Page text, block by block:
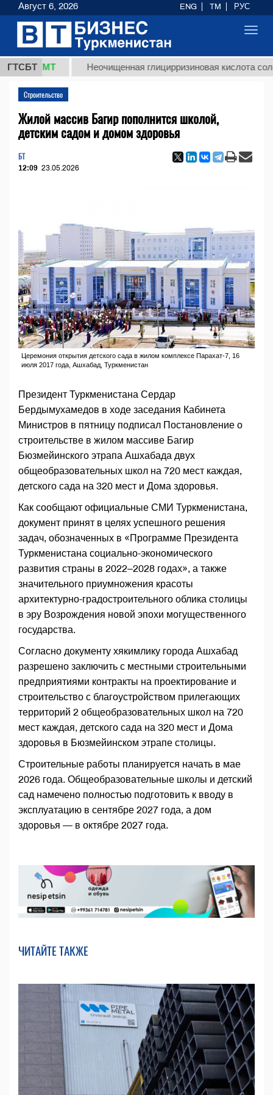
ГТСБТ
ТМТ Неочищенная глицирризиновая кислота
Строительство
Жилой массив Багир пополнится школой,
детским садом и домом здоровья
БТ
12:09 23.05.2026
Церемония открытия детского сада в жилом комплексе Парахат-7, 16
июля 2017 года, Ашхабад, Туркменистан
Президент Туркменистана Сердар
Бердымухамедов в ходе заседания Кабинета
Министров в пятницу подписал Постановление о
строительстве в жилом массиве Багир
Бюзмейинского этрапа Ашхабада двух
общеобразовательных школ на 720 мест каждая,
детского сада на 320 мест и Дома здоровья.
Как сообщают официальные СМИ Туркменистана,
документ принят в целях успешного решения
задач, обозначенных в «Программе Президента
Туркменистана социально-экономического
развития страны в 2022–2028 годах», а также
значительного приумножения красоты
архитектурно-градостроительного облика столицы
в эру Возрождения новой эпохи могущественного
государства.
Согласно документу хякимлику города Ашхабад
разрешено заключить с местными строительными
предприятиями контракты на проектирование и
строительство с благоустройством прилегающих
территорий 2 общеобразовательных школ на 720
мест каждая, детского сада на 320 мест и Дома
здоровья в Бюзмейинском этрапе столицы.
Строительные работы планируется начать в мае
2026 года. Общеобразовательные школы и детский
сад намечено полностью подготовить к вводу в
эксплуатацию в сентябре 2027 года, а дом
здоровья — в октябре 2027 года.
ЧИТАЙТЕ ТАКЖЕ
Август 6, 2026 ENG TM РУС